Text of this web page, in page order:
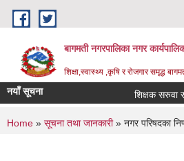
Skip to main content
बागमती नगरपालिका नगर
शिक्षा,स्वास्थ्य ,कृषि र रोजगार समृद्ध
नयाँ सूचना
You are here
Home » सूचना तथा जानकारी» नगर परिषदका